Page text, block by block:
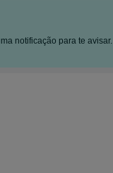
notificação para te avisar.